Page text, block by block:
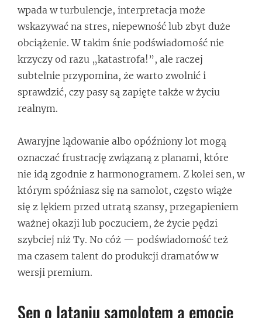
wpada w turbulencje, interpretacja może
wskazywać na stres, niepewność lub zbyt duże
obciążenie. W takim śnie podświadomość nie
krzyczy od razu „katastrofa!”, ale raczej
subtelnie przypomina, że warto zwolnić i
sprawdzić, czy pasy są zapięte także w życiu
realnym.
Awaryjne lądowanie albo opóźniony lot mogą
oznaczać frustrację związaną z planami, które
nie idą zgodnie z harmonogramem. Z kolei sen, w
którym spóźniasz się na samolot, często wiąże
się z lękiem przed utratą szansy, przegapieniem
ważnej okazji lub poczuciem, że życie pędzi
szybciej niż Ty. No cóż — podświadomość też
ma czasem talent do produkcji dramatów w
wersji premium.
Sen o lataniu samolotem a emocje